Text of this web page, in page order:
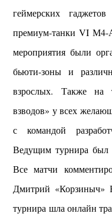
геймерских
премиум-танки VI М4-
мероприятия были
бьюти-зоны и
взрослых. Также на
взводов» у всех
с командой
Ведущим турнира
Все матчи
Дмитрий «Корзиныч»
турнира шла онлайн